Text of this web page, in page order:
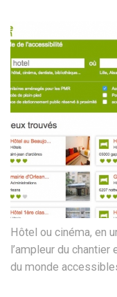
Hôtel ou cinéma, en
l’ampleur du
du monde